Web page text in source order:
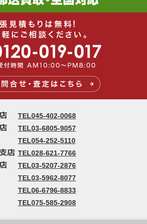
TEL045-402-0068
TEL03-6805-9057
TEL054-252-5110
TEL028-621-7766
TEL03-5207-2876
TEL03-5962-8077
TEL06-6796-8833
TEL075-585-2908